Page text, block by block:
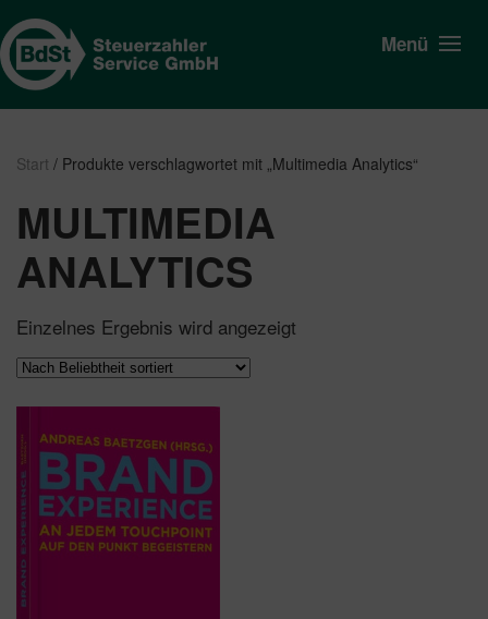
Menü
Start / Produkte verschlagwortet mit „Multimedia Analytics“
MULTIMEDIA
ANALYTICS
Einzelnes Ergebnis wird angezeigt